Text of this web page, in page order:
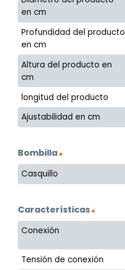
en cm
Profundidad del producto
en cm
Altura del producto en
cm
longitud del producto
Ajustabilidad en cm
Bombilla
Casquillo
Características
Conexión
Tensión de conexión